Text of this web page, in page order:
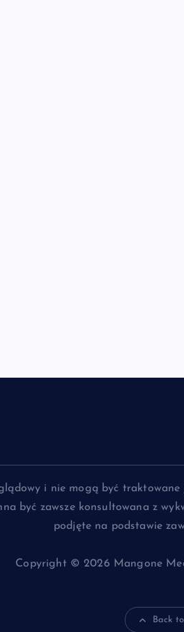
i nie mogą być
być zawsze konsultowana z
podjęte na podstawie
Copyright © 2026 Mangone
Back